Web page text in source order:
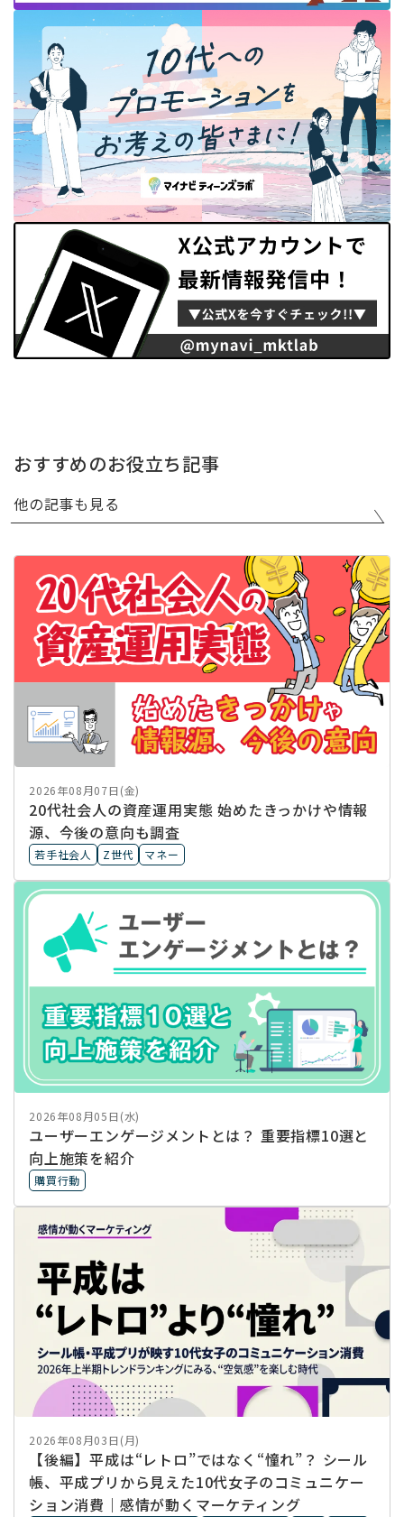
おすすめのお役立ち記事
他の記事も見る
2026年08月07日(金)
20代社会人の資産運用実態 始めたきっかけや情報
源、今後の意向も調査
若手社会人 Z世代 マネー
2026年08月05日(水)
ユーザーエンゲージメントとは？ 重要指標10選と
向上施策を紹介
購買行動
2026年08月03日(月)
【後編】平成は“レトロ”ではなく“憧れ”？ シール
帳、平成プリから見えた10代女子のコミュニケー
ション消費｜感情が動くマーケティング